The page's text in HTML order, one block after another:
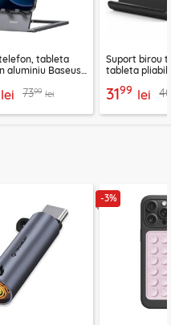
tableta
aluminiu Baseus,
lei 7399 lei
Suport birou
tableta pliabil
3199 lei
-3%